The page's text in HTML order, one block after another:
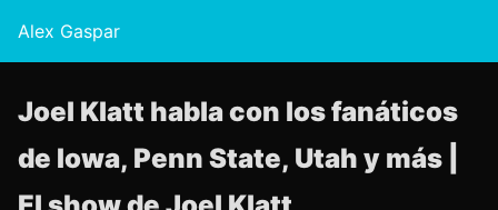
Alex Gaspar
Joel Klatt habla con los fanáticos
de Iowa, Penn State, Utah y más |